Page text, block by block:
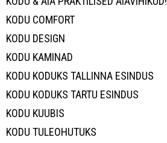
KODU COMFORT
KODU DESIGN
KODU KAMINAD
KODU KODUKS TALLINNA ESINDUS
KODU KODUKS TARTU ESINDUS
KODU KUUBIS
KODU TULEOHUTUKS